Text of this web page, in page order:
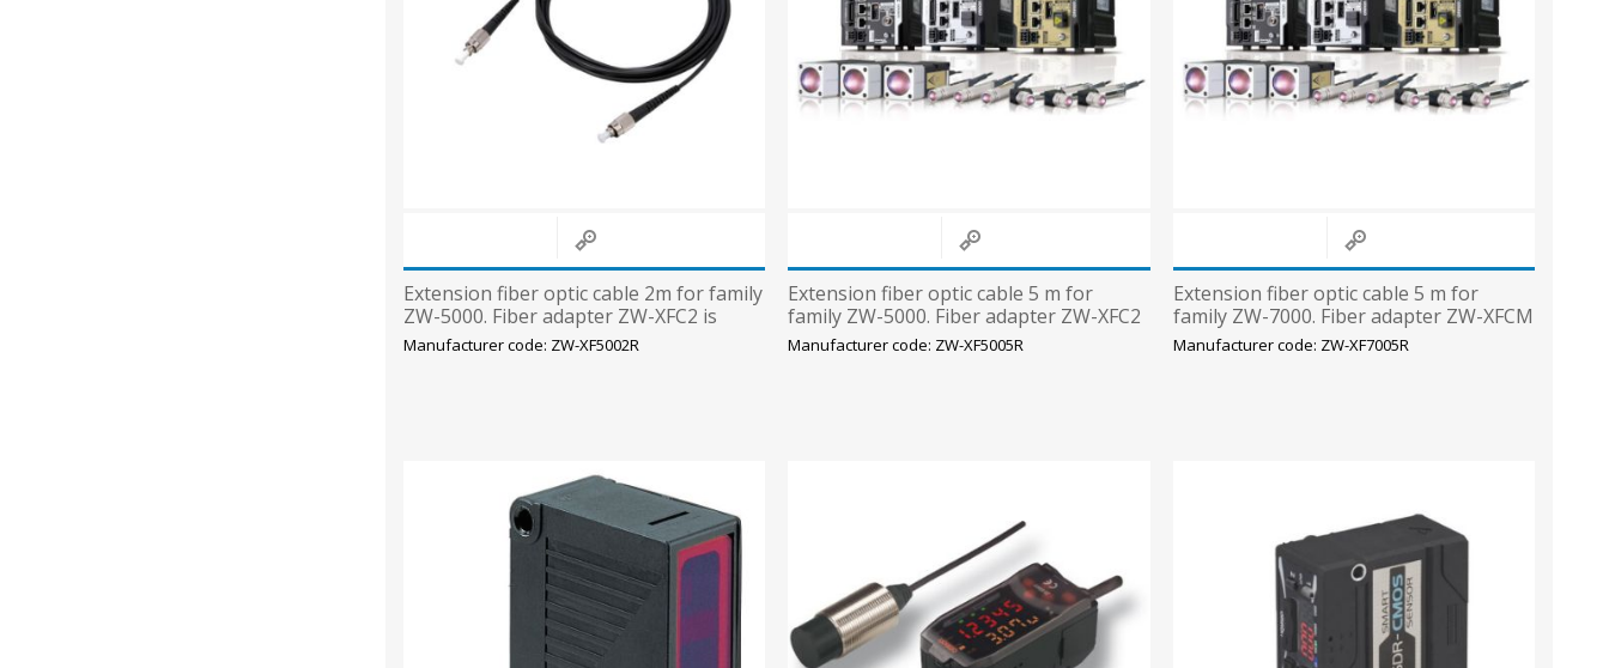
Extension fiber optic cable 2m for family
ZW-5000. Fiber adapter ZW-XFC2 is
included
Manufacturer code: ZW-XF5002R
Extension fiber optic cable 5 m for
family ZW-5000. Fiber adapter ZW-XFC2
is included
Manufacturer code: ZW-XF5005R
Extension fiber optic cable 5 m for
family ZW-7000. Fiber adapter ZW-XFCM
is included
Manufacturer code: ZW-XF7005R